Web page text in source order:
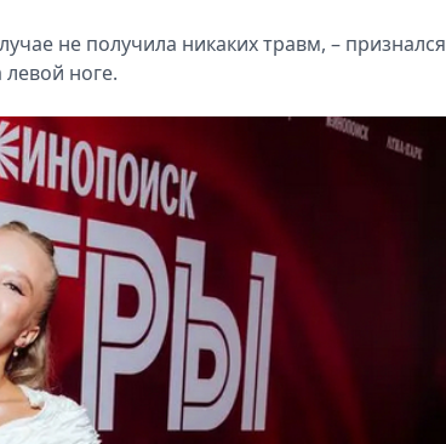
не получила никаких травм, – признался
ноге.